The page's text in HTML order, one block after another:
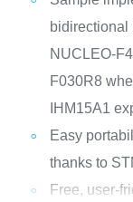
bidirectional
NUCLEO-
F030R8
IHM15A1
Easy
thanks to
Free, user-